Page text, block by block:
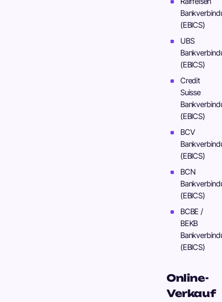
(EBICS)
UBS
(EBICS)
Credit
Suisse
(EBICS)
BCV
(EBICS)
BCN
(EBICS)
BCBE /
BEKB
(EBICS)
Online-
Verkauf